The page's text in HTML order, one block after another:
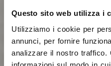
Questo sito web utilizza i
Utilizziamo i cookie per
annunci, per fornire
analizzare il nostro traffico.